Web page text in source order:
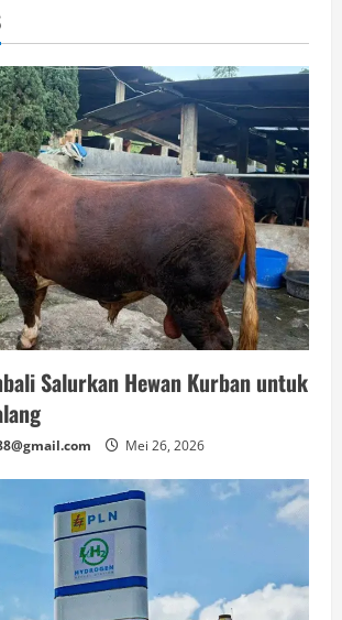
Salurkan Hewan Kurban untuk
Mei 26, 2026